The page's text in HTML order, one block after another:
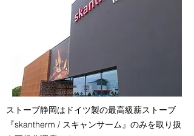
ストーブ静岡はドイツ製の最高級薪ストーブ
『skantherm / スキャンサーム』のみを取り扱